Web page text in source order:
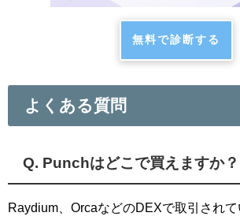
無料で診断する
よくある質問
Q. Punchはどこで買えますか？
Raydium、OrcaなどのDEXで取引されて